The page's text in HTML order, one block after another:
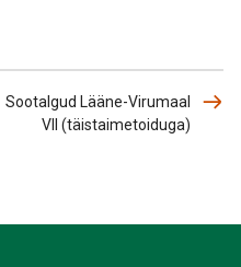
Sootalgud Lääne-Virumaal
VII (täistaimetoiduga)